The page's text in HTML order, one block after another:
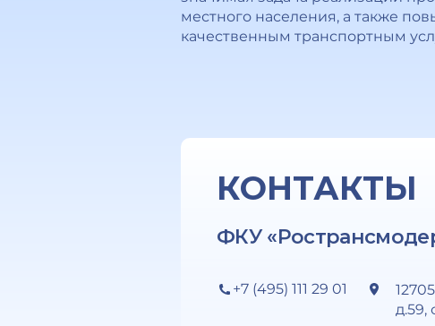
местного населения, а также
качественным транспортным
КОНТАКТЫ
ФКУ
+7 (495) 111 29 01
д.59,